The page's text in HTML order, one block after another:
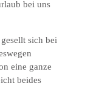
bei uns
sich bei
eine ganze
beides